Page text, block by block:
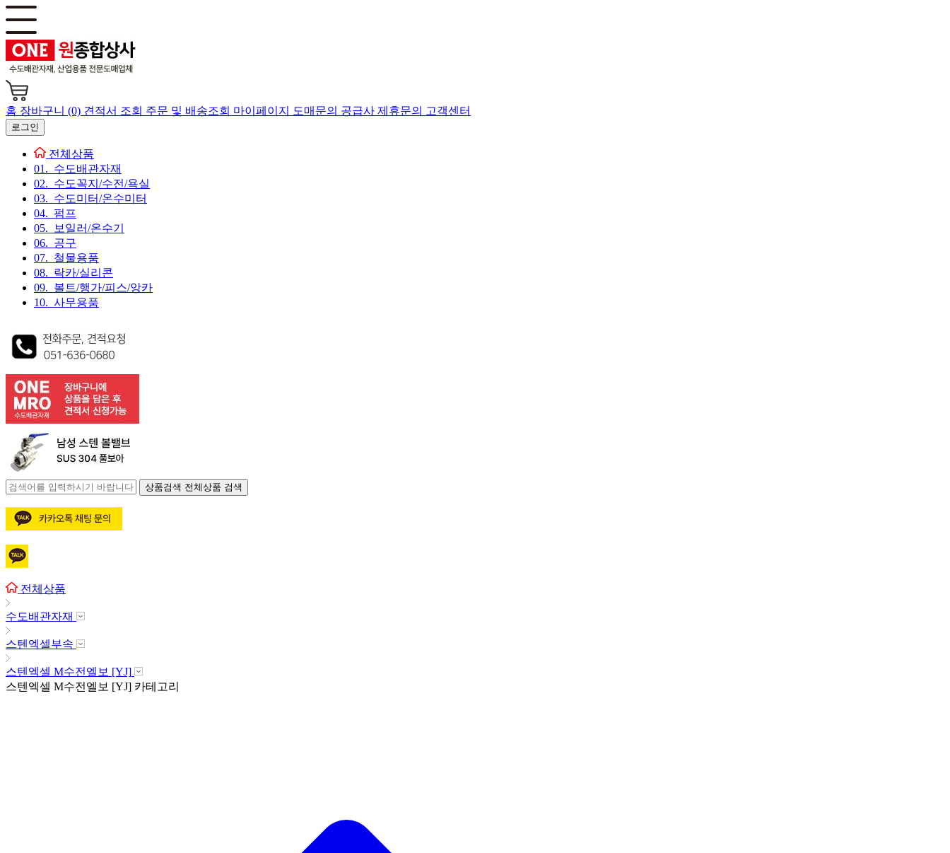
홈 장바구니 (0) 견적서 조회 주문 및 배송조회 마이페이지 도매문의 공급사 제휴문의 고객센터
로그인
전체상품
01. 수도배관자재
02. 수도꼭지/수전/욕실
03. 수도미터/온수미터
04. 펌프
05. 보일러/온수기
06. 공구
07. 철물용품
08. 락카/실리콘
09. 볼트/행가/피스/앙카
10. 사무용품
상품검색 전체상품 검색
전체상품
수도배관자재
스텐엑셀부속
스텐엑셀 M수전엘보 [YJ]
스텐엑셀 M수전엘보 [YJ] 카테고리